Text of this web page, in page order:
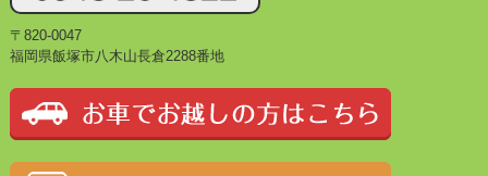
〒820-0047
福岡県飯塚市八木山長倉2288番地